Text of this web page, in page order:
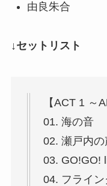
由良朱合
↓セットリスト
【ACT 1 ～
01. 海の音
02. 瀬戸内の
03. GO!GO!
04. フライン